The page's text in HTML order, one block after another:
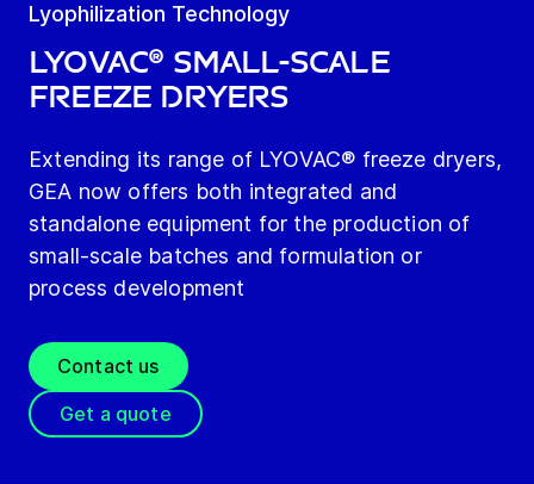
Lyophilization Technology
LYOVAC® Small-Scale
Freeze Dryers
Extending its range of LYOVAC® freeze dryers,
GEA now offers both integrated and
standalone equipment for the production of
small-scale batches and formulation or
process development
Contact us
Get a quote